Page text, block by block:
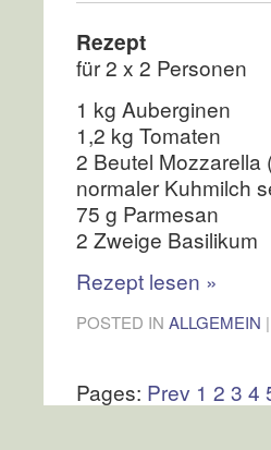
Rezept
für 2 x 2 Personen
1 kg Auberginen
1,2 kg Tomaten
2 Beutel
normaler Kuhmilch
75 g Parmesan
2 Zweige Basilikum
Rezept lesen »
POSTED IN ALLGEMEIN |
Pages: Prev 1 2 3 4